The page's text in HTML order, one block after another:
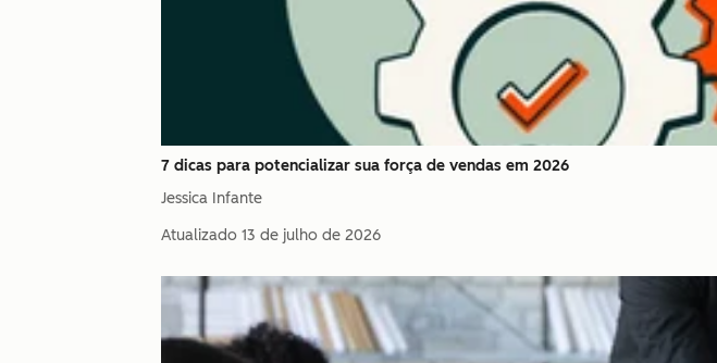
7 dicas para potencializar sua força de vendas em 2026
Jessica Infante
Atualizado 13 de julho de 2026